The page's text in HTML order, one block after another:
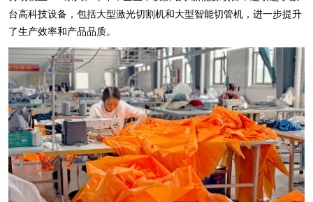
台高科技设备，包括大型激光切割机和大型智能切管机，进一步提升
了生产效率和产品品质。